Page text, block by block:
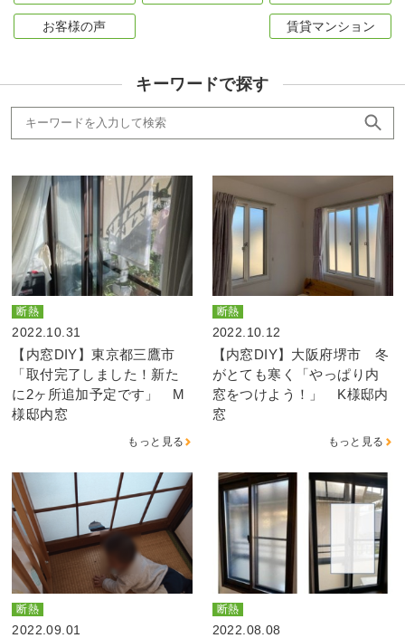
お客様の声 賃貸マンション
キーワードで探す
断熱
2022.10.31
【内窓DIY】東京都三鷹市
「取付完了しました！新た
に2ヶ所追加予定です」 M
様邸内窓
もっと見る
断熱
2022.10.12
【内窓DIY】大阪府堺市 冬
がとても寒く「やっぱり内
窓をつけよう！」 K様邸内
窓
もっと見る
断熱
2022.09.01
断熱
2022.08.08